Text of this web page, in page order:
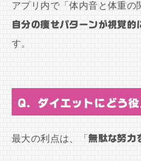
アプリ内で「体内音と体重の
自分の痩せパターンが視覚的
す。
Q. ダイエットにどう役
最大の利点は、「無駄な努力